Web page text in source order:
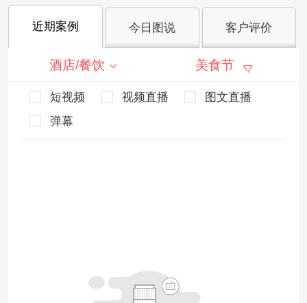
近期案例 今日图说 客户评价
酒店/餐饮 美食节
短视频 视频直播
图文直播
弹幕